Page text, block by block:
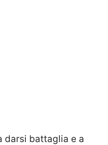
darsi battaglia e a